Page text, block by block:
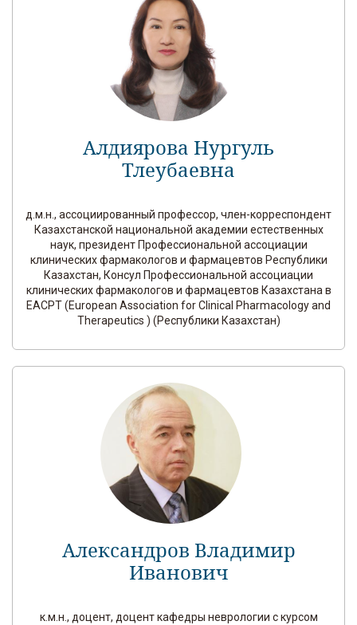
Алдиярова Нургуль
Тлеубаевна
д.м.н., ассоциированный профессор, член-корреспондент
Казахстанской национальной академии естественных
наук, президент Профессиональной ассоциации
клинических фармакологов и фармацевтов Республики
Казахстан, Консул Профессиональной ассоциации
клинических фармакологов и фармацевтов Казахстана в
EACPT (European Association for Clinical Pharmacology and
Therapeutics ) (Республики Казахстан)
Александров Владимир
Иванович
к.м.н., доцент, доцент кафедры неврологии с курсом